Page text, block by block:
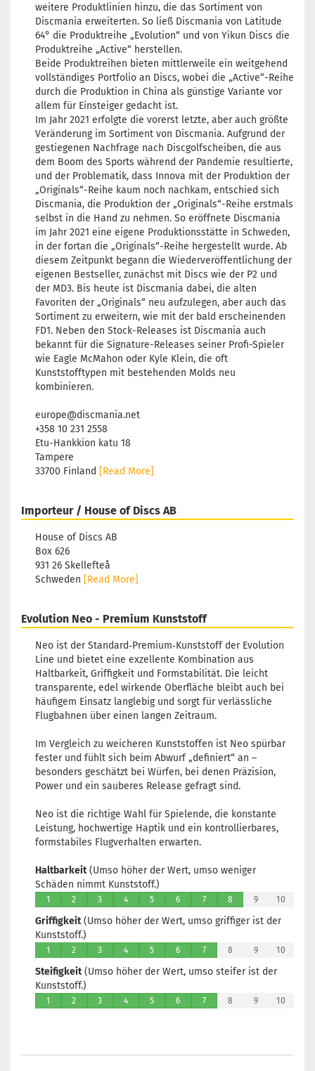
weitere Produktlinien hinzu, die das Sortiment von
Discmania erweiterten. So ließ Discmania von Latitude
64° die Produktreihe „Evolution“ und von Yikun Discs die
Produktreihe „Active“ herstellen.
Beide Produktreihen bieten mittlerweile ein weitgehend
vollständiges Portfolio an Discs, wobei die „Active“-Reihe
durch die Produktion in China als günstige Variante vor
allem für Einsteiger gedacht ist.
Im Jahr 2021 erfolgte die vorerst letzte, aber auch größte
Veränderung im Sortiment von Discmania. Aufgrund der
gestiegenen Nachfrage nach Discgolfscheiben, die aus
dem Boom des Sports während der Pandemie resultierte,
und der Problematik, dass Innova mit der Produktion der
„Originals“-Reihe kaum noch nachkam, entschied sich
Discmania, die Produktion der „Originals“-Reihe erstmals
selbst in die Hand zu nehmen. So eröffnete Discmania
im Jahr 2021 eine eigene Produktionsstätte in Schweden,
in der fortan die „Originals“-Reihe hergestellt wurde. Ab
diesem Zeitpunkt begann die Wiederveröffentlichung der
eigenen Bestseller, zunächst mit Discs wie der P2 und
der MD3. Bis heute ist Discmania dabei, die alten
Favoriten der „Originals“ neu aufzulegen, aber auch das
Sortiment zu erweitern, wie mit der bald erscheinenden
FD1. Neben den Stock-Releases ist Discmania auch
bekannt für die Signature-Releases seiner Profi-Spieler
wie Eagle McMahon oder Kyle Klein, die oft
Kunststofftypen mit bestehenden Molds neu
kombinieren.
europe@discmania.net
+358 10 231 2558
Etu-Hankkion katu 18
Tampere
33700 Finland [Read More]
Importeur / House of Discs AB
House of Discs AB
Box 626
931 26 Skellefteå
Schweden [Read More]
Evolution Neo - Premium Kunststoff
Neo ist der Standard‑Premium‑Kunststoff der Evolution
Line und bietet eine exzellente Kombination aus
Haltbarkeit, Griffigkeit und Formstabilität. Die leicht
transparente, edel wirkende Oberfläche bleibt auch bei
häufigem Einsatz langlebig und sorgt für verlässliche
Flugbahnen über einen langen Zeitraum.
Im Vergleich zu weicheren Kunststoffen ist Neo spürbar
fester und fühlt sich beim Abwurf „definiert“ an –
besonders geschätzt bei Würfen, bei denen Präzision,
Power und ein sauberes Release gefragt sind.
Neo ist die richtige Wahl für Spielende, die konstante
Leistung, hochwertige Haptik und ein kontrollierbares,
formstabiles Flugverhalten erwarten.
Haltbarkeit(Umso höher der Wert, umso weniger
Schäden nimmt Kunststoff.)
1 2 3 4 5 6 7 8 9 10
Griffigkeit(Umso höher der Wert, umso griffiger ist der
Kunststoff.)
1 2 3 4 5 6 7 8 9 10
Steifigkeit(Umso höher der Wert, umso steifer ist der
Kunststoff.)
1 2 3 4 5 6 7 8 9 10